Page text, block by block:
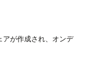
アが作成され、オンデ